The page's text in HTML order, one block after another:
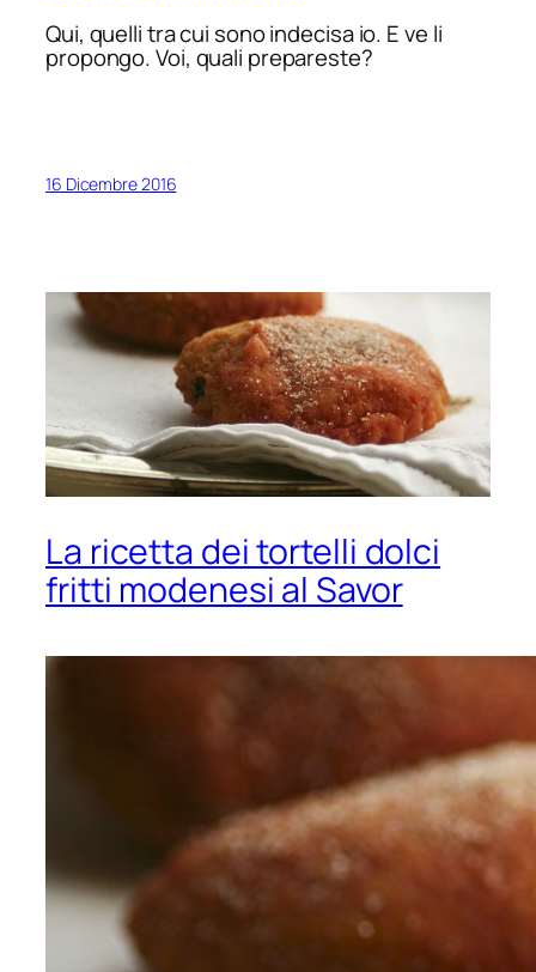
Qui, quelli tra cui sono indecisa io. E ve li
propongo. Voi, quali prepareste?
16 Dicembre 2016
La ricetta dei tortelli dolci
fritti modenesi al Savor